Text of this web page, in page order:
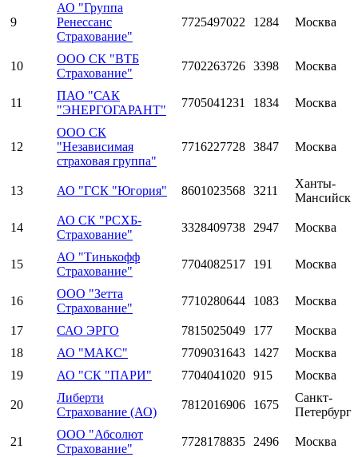
9
АО "Группа
Ренессанс
Страхование"
7725497022 1284 Москва
10
ООО СК "ВТБ
Страхование"
7702263726 3398 Москва
11
ПАО "САК
"ЭНЕРГОГАРАНТ"
7705041231 1834 Москва
12
ООО СК
"Независимая
страховая группа"
7716227728 3847 Москва
13 АО "ГСК "Югория" 8601023568 3211
Ханты-
Мансийск
14
АО СК "РСХБ-
Страхование"
3328409738 2947 Москва
15
АО "Тинькофф
Страхование"
7704082517 191 Москва
16
ООО "Зетта
Страхование"
7710280644 1083 Москва
17 САО ЭРГО 7815025049 177
Москва
18
АО "МАКС" 7709031643 1427
Москва
19
АО "СК "ПАРИ" 7704041020 915 Москва
20
Либерти
Страхование (АО)
7812016906 1675
Санкт-
Петербург
21
ООО "Абсолют
Страхование"
7728178835 2496 Москва